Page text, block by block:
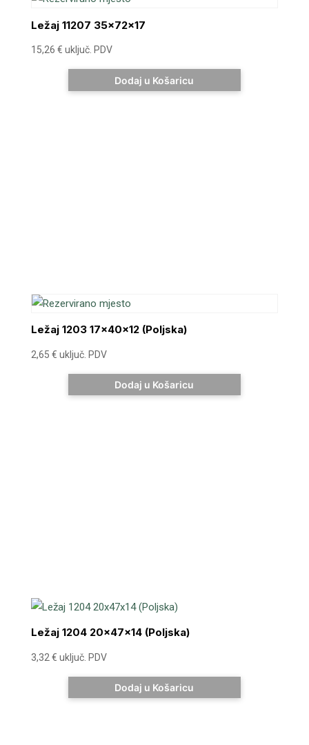
Ležaj 11207 35x72x17
15,26 € uključ. PDV
Dodaj u Košaricu
Ležaj 1203 17x40x12 (Poljska)
2,65 € uključ. PDV
Dodaj u Košaricu
Ležaj 1204 20x47x14 (Poljska)
3,32 € uključ. PDV
Dodaj u Košaricu